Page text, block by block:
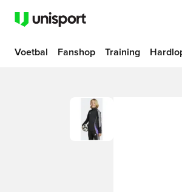
Voetbal Fanshop Training